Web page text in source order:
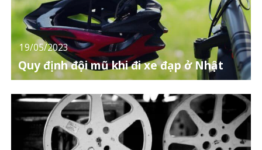
19/05/2023
Quy định đội mũ khi đi xe đạp ở Nhật